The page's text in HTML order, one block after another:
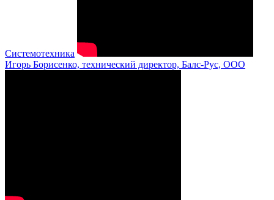
Системотехника
Игорь Борисенко, технический директор, Балс-Рус, ООО